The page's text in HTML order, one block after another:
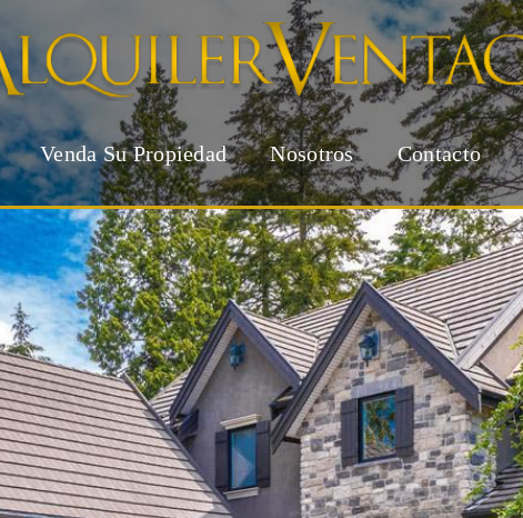
Venda Su Propiedad Nosotros Contacto